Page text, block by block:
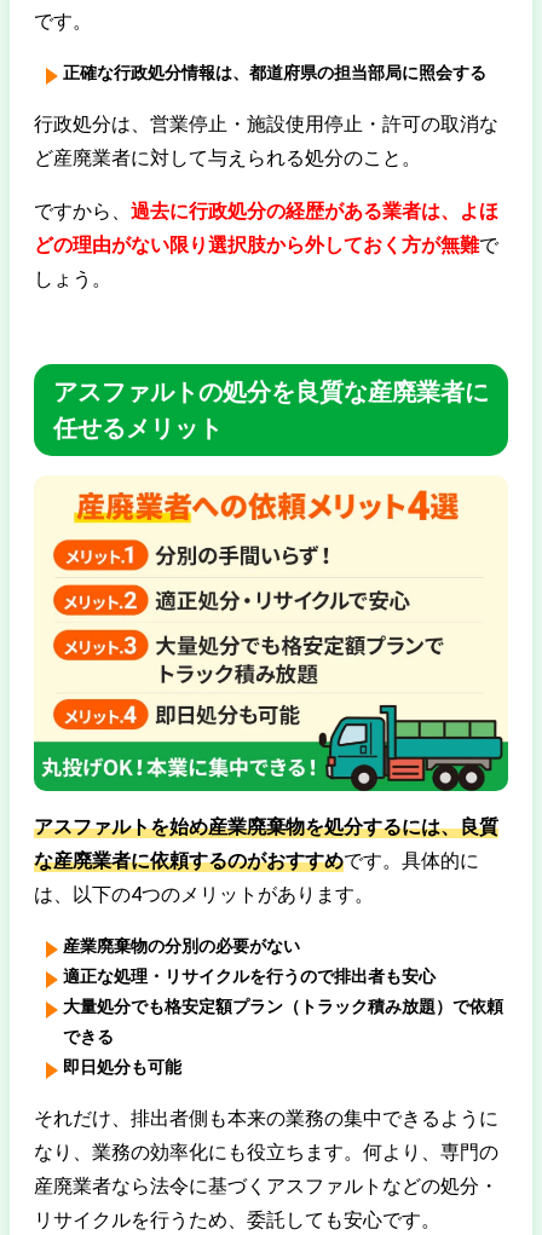
です。
正確な行政処分情報は、都道府県の担当部局に照会する
行政処分は、営業停止・施設使用停止・許可の取消な
ど産廃業者に対して与えられる処分のこと。
ですから、 過去に行政処分の経歴がある業者は、よほ
どの理由がない限り選択肢から外しておく方が無難で
しょう。
アスファルトの処分を良質な産廃業者に
任せるメリット
アスファルトを始め産業廃棄物を処分するには、良質
な産廃業者に依頼するのがおすすめです。具体的に
は、以下の4つのメリットがあります。
産業廃棄物の分別の必要がない
適正な処理・リサイクルを行うので排出者も安心
大量処分でも格安定額プラン（トラック積み放題）で依頼
できる
即日処分も可能
それだけ、排出者側も本来の業務の集中できるように
なり、業務の効率化にも役立ちます。何より、専門の
産廃業者なら法令に基づくアスファルトなどの処分・
リサイクルを行うため、委託しても安心です。